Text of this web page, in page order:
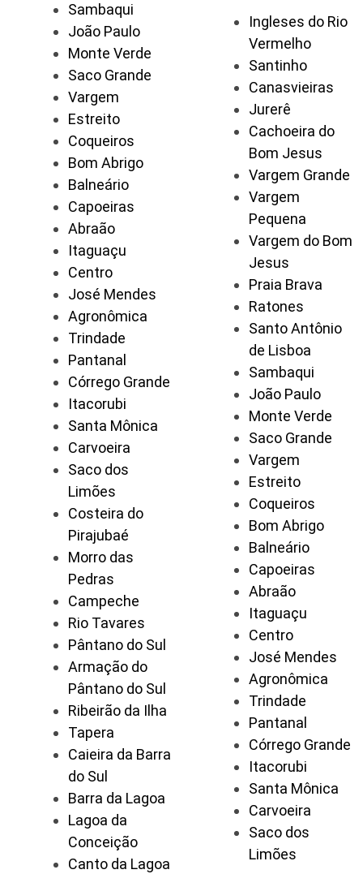
Sambaqui
João Paulo
Monte Verde
Saco Grande
Vargem
Estreito
Coqueiros
Bom Abrigo
Balneário
Capoeiras
Abraão
Itaguaçu
Centro
José Mendes
Agronômica
Trindade
Pantanal
Córrego Grande
Itacorubi
Santa Mônica
Carvoeira
Saco dos
Limões
Costeira do
Pirajubaé
Morro das
Pedras
Campeche
Rio Tavares
Pântano do Sul
Armação do
Pântano do Sul
Ribeirão da Ilha
Tapera
Caieira da Barra
do Sul
Barra da Lagoa
Lagoa da
Conceição
Canto da Lagoa
Ingleses do Rio
Vermelho
Santinho
Canasvieiras
Jurerê
Cachoeira do
Bom Jesus
Vargem Grande
Vargem
Pequena
Vargem do Bom
Jesus
Praia Brava
Ratones
Santo Antônio
de Lisboa
Sambaqui
João Paulo
Monte Verde
Saco Grande
Vargem
Estreito
Coqueiros
Bom Abrigo
Balneário
Capoeiras
Abraão
Itaguaçu
Centro
José Mendes
Agronômica
Trindade
Pantanal
Córrego Grande
Itacorubi
Santa Mônica
Carvoeira
Saco dos
Limões